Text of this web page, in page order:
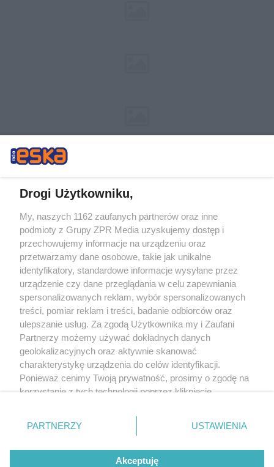
Żaden utwór zamieszczony w serwisie nie może być powielany i
rozpowszechniany lub dalej rozpowszechniany w jakikolwiek sposób (w
tym także elektroniczny lub mechaniczny) na jakimkolwiek polu
eksploatacji w jakiejkolwiek formie, włącznie z umieszczaniem w Internecie
bez pisemnej zgody właściciela praw. Jakiekolwiek użycie lub
wykorzystanie utworów w całości lub w części z naruszeniem prawa, tzn.
bez właściwej zgody, jest zabronione pod groźbą kary i może być ścigane
prawnie.
O nas
Drogi Użytkowniku,
My, naszych 1162 zaufanych partnerów oraz inne
podmioty z Grupy ZPR Media uzyskujemy dostęp i
przechowujemy informacje na urządzeniu oraz
przetwarzamy dane osobowe, takie jak unikalne
identyfikatory, standardowe informacje wysyłane przez
urządzenie czy dane przeglądania w celu zapewniania
spersonalizowanych reklam, wybór spersonalizowanych
treści, pomiar reklam i treści, badanie odbiorców oraz
ulepszanie usług. Za zgodą Użytkownika my i Zaufani
Partnerzy możemy używać dokładnych danych
geolokalizacyjnych oraz aktywnie skanować
charakterystykę urządzenia do celów identyfikacji.
Ponieważ cenimy Twoją prywatność, prosimy o zgodę na
korzystanie z tych technologii poprzez kliknięcie
zmienić/wycofać klikając przycisk ustawień prywatności
znajdujący się w lewym dolnym rogu strony
rodzaje przetwarzania danych nie wymagają zgody
użytkownika, ale masz prawo sprzeciwić się takiemu
PARTNERZY USTAWIENIA
Akceptuję